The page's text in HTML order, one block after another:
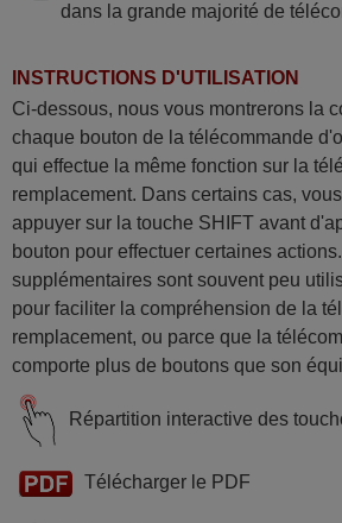
dans la grande majorité de
INSTRUCTIONS D'UTILISATION
Ci-dessous, nous vous montrerons la
chaque bouton de la télécommande
qui effectue la même fonction sur la
remplacement. Dans certains cas,
appuyer sur la touche SHIFT avant
bouton pour effectuer certaines
supplémentaires sont souvent peu
pour faciliter la compréhension de la
remplacement, ou parce que la
comporte plus de boutons que son
Répartition interactive des
Télécharger le PDF